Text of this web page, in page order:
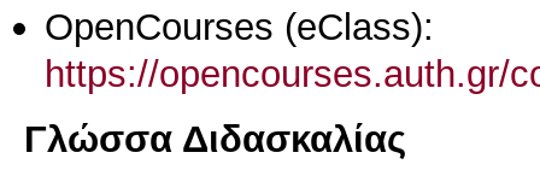
OpenCourses (eClass):
https://opencourses.auth.gr/
Γλώσσα Διδασκαλίας